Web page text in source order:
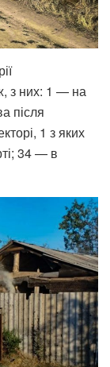
з них: 1 — на
після
1 з яких
34 — в